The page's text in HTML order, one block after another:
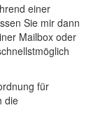
einer
Sie mir dann
Mailbox oder
für
die